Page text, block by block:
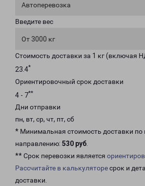
Автоперевозка
Введите вес
От 3000 кг
Стоимость доставки за 1 кг (включая
23.4*
Ориентировочный срок доставки
4 - 7**
Дни отправки
пн, вт, ср, чт, пт, сб
* Минимальная стоимость доставки
направлению: 530 руб.
** Срок перевозки является
Рассчитайте в калькуляторесрок и
доставки.